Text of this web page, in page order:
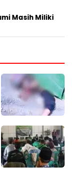
Masih Miliki